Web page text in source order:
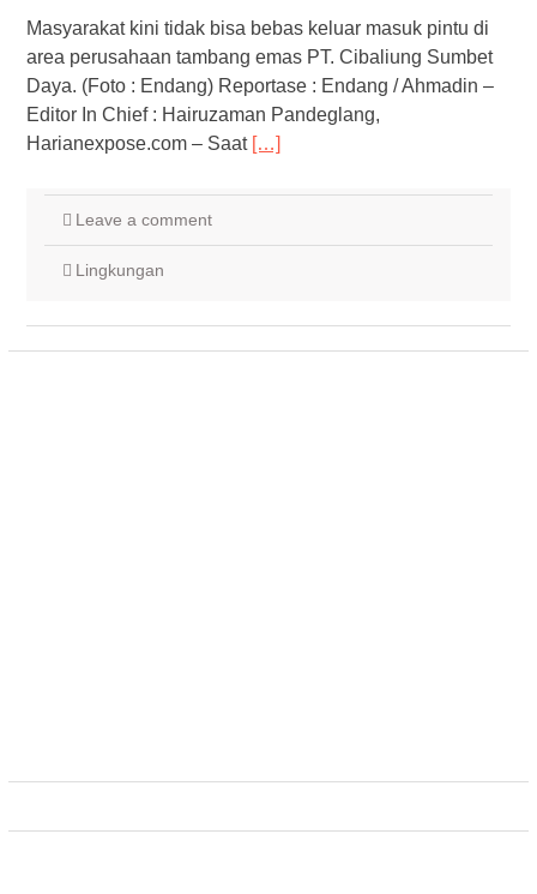
Masyarakat kini tidak bisa bebas keluar masuk pintu di
area perusahaan tambang emas PT. Cibaliung Sumbet
Daya. (Foto : Endang) Reportase : Endang / Ahmadin –
Editor In Chief : Hairuzaman Pandeglang,
Harianexpose.com – Saat […]
Leave a comment
Lingkungan